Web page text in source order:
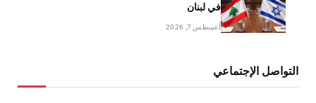
في لبنان
أغسطس 7, 2026
التواصل الإجتماعي